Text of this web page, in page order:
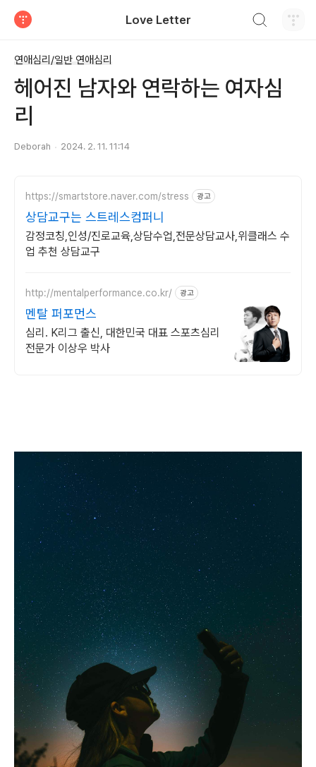
Love Letter
연애심리/일반 연애심리
헤어진 남자와 연락하는 여자심
리
Deborah 2024. 2. 11. 11:14
https://smartstore.naver.com/stress 광고
상담교구는 스트레스컴퍼니
감정코칭,인성/진로교육,상담수업,전문상담교사,위클래스 수
업 추천 상담교구
http://mentalperformance.co.kr/ 광고
멘탈 퍼포먼스
심리. K리그 출신, 대한민국 대표 스포츠심리
전문가 이상우 박사